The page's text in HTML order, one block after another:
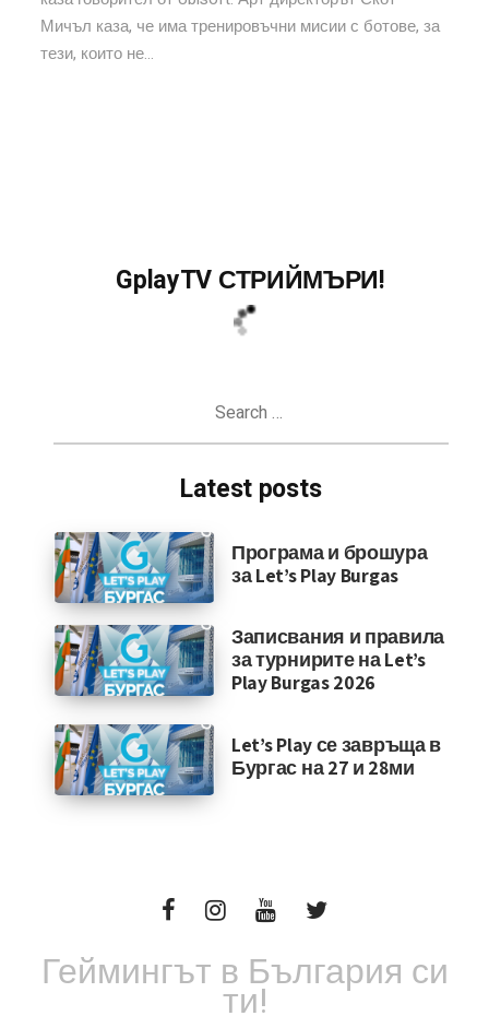
Мичъл каза, че има тренировъчни мисии с ботове, за
тези, които не...
GplayTV СТРИЙМЪРИ!
Latest posts
Програма и брошура
за Let’s Play Burgas
Записвания и правила
за турнирите на Let’s
Play Burgas 2026
Let’s Play се завръща в
Бургас на 27 и 28ми
Геймингът в България си
ти!